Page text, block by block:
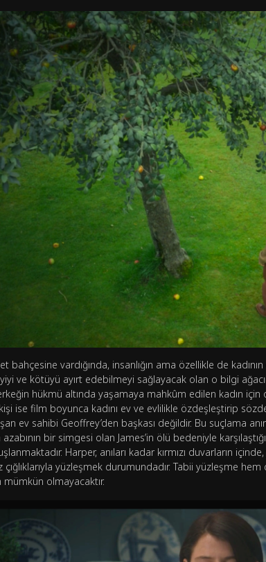
bahçesine vardığında, insanlığın ama özellikle de kadının
iyiyi ve kötüyü ayırt edebilmeyi sağlayacak olan o bilgi
hükmü altında yaşamaya mahkûm edilen kadın için
ise film boyunca kadını ev ve evlilikle özdeşleştirip
ev sahibi Geoffrey’den başkası değildir. Bu suçlama
azabının bir simgesi olan James’in ölü bedeniyle
Harper, anıları kadar kırmızı duvarların
çığlıklarıyla yüzleşmek durumundadır. Tabii yüzleşme
olmayacaktır.